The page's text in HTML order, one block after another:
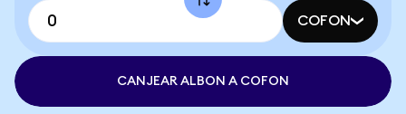
COFON
CANJEAR ALBON A COFON